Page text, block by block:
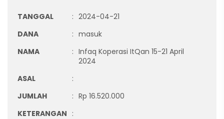
TANGGAL : 2024-04-21
DANA
: masuk
NAMA
: Infaq Koperasi ItQan 15-21 April
2024
ASAL
:
JUMLAH
: Rp 16.520.000
KETERANGAN :